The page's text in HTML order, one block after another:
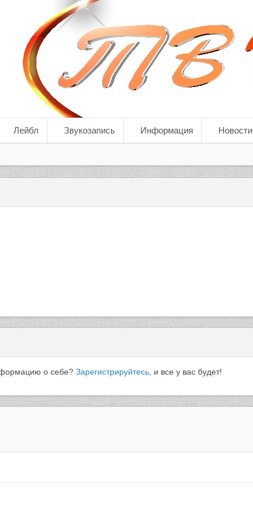
Лейбл Звукозапись Информация Новости
о себе? Зарегистрируйтесь , и все у вас будет!